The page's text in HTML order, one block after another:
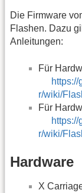
Die Firmware
Flashen. Dazu
Anleitungen:
Für
r/wiki/
Für
r/wiki/
Hardware
X